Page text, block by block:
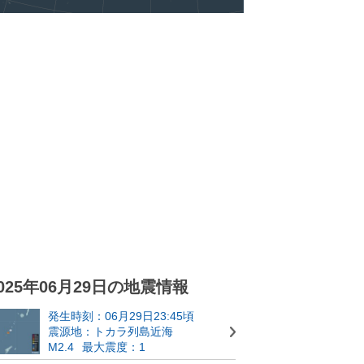
年06月29日の地震情報
発生時刻：06月29日23:45頃
震源地：トカラ列島近海
M2.4
最大震度：1